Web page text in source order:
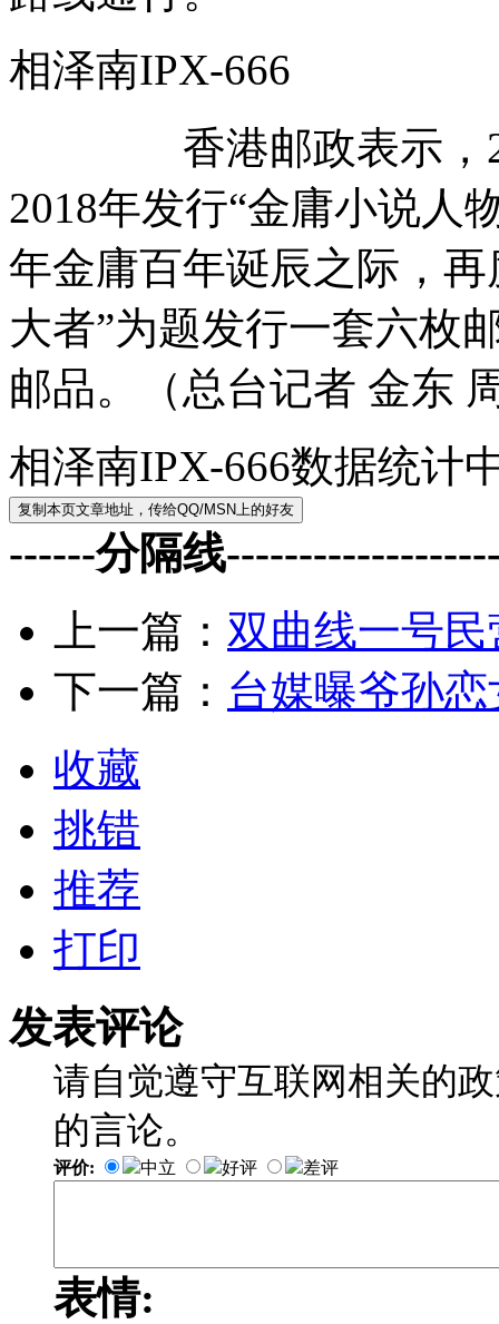
相泽南IPX-666
香港邮政表示，
2018年发行“金庸小说人
年金庸百年诞辰之际，
大者”为题发行一套六枚
邮品。（总台记者 金东
相泽南IPX-666数据统计
------分隔线
上一篇： 双曲线一号
下一篇： 台媒曝爷孙
收藏
挑错
推荐
打印
发表评论
请自觉遵守互联网相关的
的言论。
评价: 中立 好评 差评
表情: